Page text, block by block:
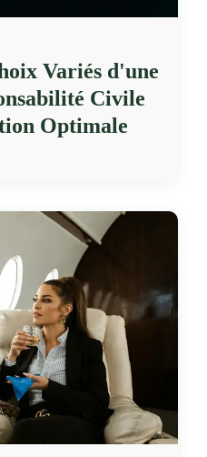
Variés d'une
Civile
Optimale